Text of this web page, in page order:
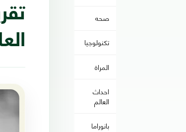
صحه
تكنولوجيا
المراة
احداث
العالم
بانوراما